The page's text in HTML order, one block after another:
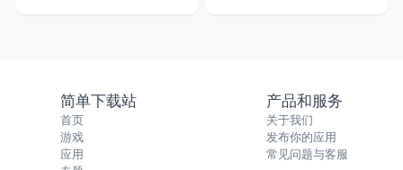
简单下载站
首页
游戏
应用
产品和服务
关于我们
发布你的应用
常见问题与客服